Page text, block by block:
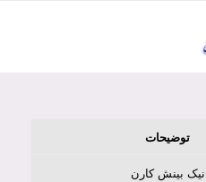
توضیحات
نیک بینش کارن